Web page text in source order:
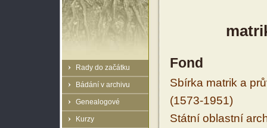
Rady do začátku
Bádání v archivu
Genealogové
Kurzy
Fond
Sbírka matrik a
(1573-1951)
Státní oblastní